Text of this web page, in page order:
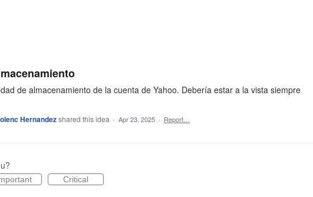
de almacenamiento de la cuenta de Yahoo. Debería estar a la vista siempre
Hernandezshared this idea · Apr 23, 2025 · Report…
Critical